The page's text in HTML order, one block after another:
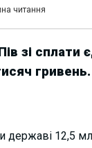
читання
зі сплати
гривень.
12,5